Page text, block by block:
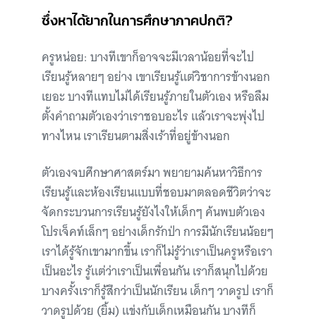
ซึ่งหาได้ยากในการศึกษาภาคปกติ?
ครูหน่อย: บางทีเขาก็อาจจะมีเวลาน้อยที่จะไป
เรียนรู้หลายๆ อย่าง เขาเรียนรู้แต่วิชาการข้างนอก
เยอะ บางทีแทบไม่ได้เรียนรู้ภายในตัวเอง หรือลืม
ตั้งคำถามตัวเองว่าเราชอบอะไร แล้วเราจะพุ่งไป
ทางไหน เราเรียนตามสิ่งเร้าที่อยู่ข้างนอก
ตัวเองจบศึกษาศาสตร์มา พยายามค้นหาวิธีการ
เรียนรู้และห้องเรียนแบบที่ชอบมาตลอดชีวิตว่าจะ
จัดกระบวนการเรียนรู้ยังไงให้เด็กๆ ค้นพบตัวเอง
โปรเจ็คท์เล็กๆ อย่างเด็กรักป่า การมีนักเรียนน้อยๆ
เราได้รู้จักเขามากขึ้น เราก็ไม่รู้ว่าเราเป็นครูหรือเรา
เป็นอะไร รู้แต่ว่าเราเป็นเพื่อนกัน เราก็สนุกไปด้วย
บางครั้งเราก็รู้สึกว่าเป็นนักเรียน เด็กๆ วาดรูป เราก็
วาดรูปด้วย (ยิ้ม) แข่งกับเด็กเหมือนกัน บางทีก็